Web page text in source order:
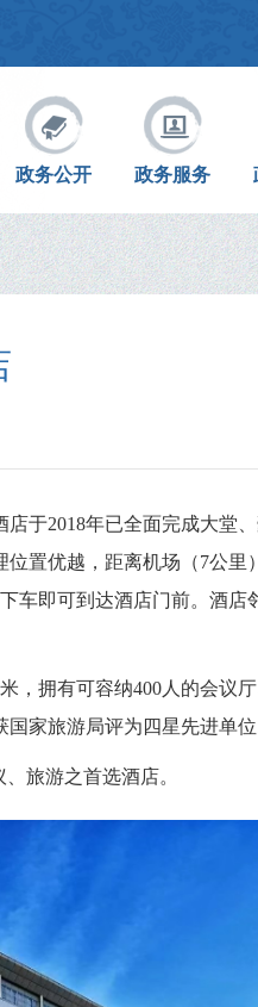
政务公开 政务服务
店于2018年已全面完成大堂
位置优越，距离机场 （7公里 ）
车即可到达酒店门前。酒
，拥有可容纳400 人的会议厅
家旅游局评为四星先进单位
、旅游之首选酒店。